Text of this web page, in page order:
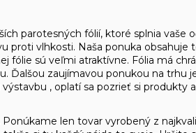
parotesných fólií, ktoré splnia vaše
vlhkosti. Naša ponuka obsahuje
fólie sú veľmi atraktívne. Fólia má
Ďalšou zaujímavou ponukou na trhu
výstavbu , oplatí sa pozrieť si produkty
len tovar vyrobený z